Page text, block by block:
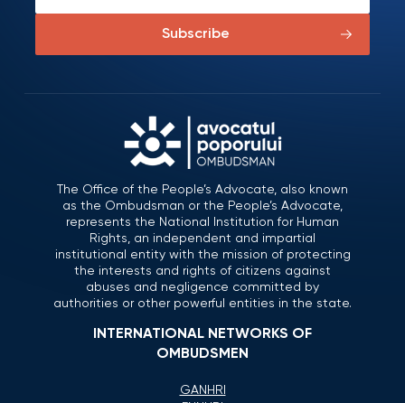
Subscribe
The Office of the People’s Advocate, also known
as the Ombudsman or the People’s Advocate,
represents the National Institution for Human
Rights, an independent and impartial
institutional entity with the mission of protecting
the interests and rights of citizens against
abuses and negligence committed by
authorities or other powerful entities in the state.
INTERNATIONAL NETWORKS OF
OMBUDSMEN
GANHRI